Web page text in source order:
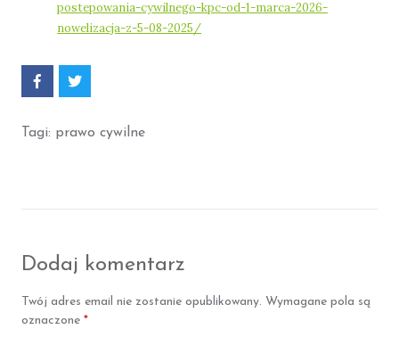
postepowania-cywilnego-kpc-od-1-marca-2026-
nowelizacja-z-5-08-2025/
i
e
o
k
i
t
r
Tagi: prawo cywilne
Dodaj komentarz
Twój adres email nie zostanie opublikowany. Wymagane pola są
oznaczone *